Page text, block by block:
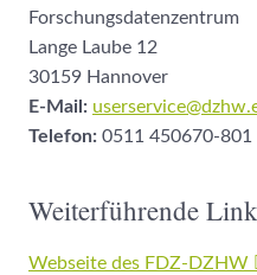
Forschungsdatenzentrum
Lange Laube 12
30159 Hannover
E-Mail:
Telefon: 0511 450670-801
Weiterführende
Webseite des FDZ-DZHW